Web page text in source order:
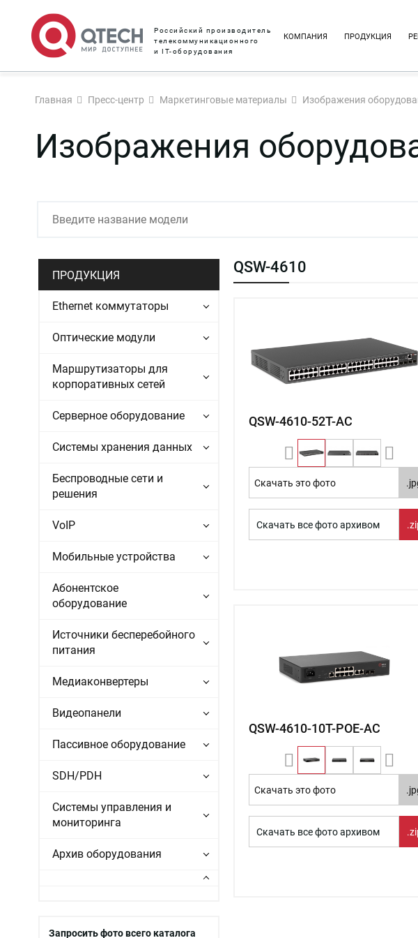
Российский производитель
телекоммуникационного
и IT-оборудования
КОМПАНИЯ ПРОДУКЦИЯ
Главная Пресс-центр Маркетинговые материалы Изображения
Изображения
ПРОДУКЦИЯ
Ethernet коммутаторы
Оптические модули
Маршрутизаторы для
корпоративных сетей
Серверное оборудование
Системы хранения данных
Беспроводные сети и
решения
VoIP
Мобильные устройства
Абонентское
оборудование
Источники бесперебойного
питания
Медиаконвертеры
Видеопанели
Пассивное оборудование
SDH/PDH
Системы управления и
мониторинга
Архив оборудования
Запросить фото всего каталога
QSW-4610
QSW-4610-52T-AC
Скачать это фото
Скачать все фото архивом
QSW-4610-10T-POE-AC
Скачать это фото
Скачать все фото архивом